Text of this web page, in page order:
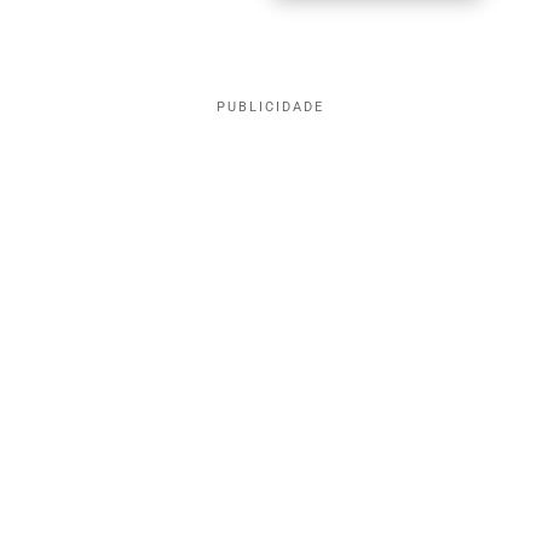
PUBLICIDADE